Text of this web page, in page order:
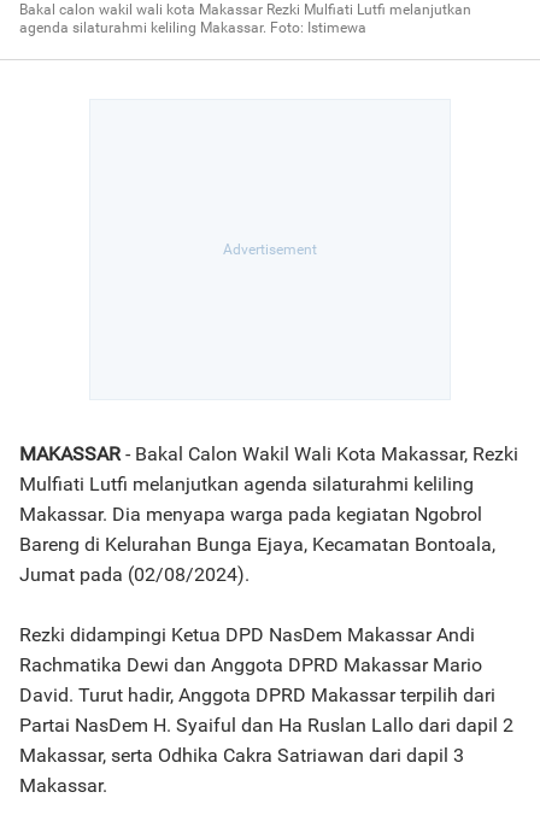
Bakal calon wakil wali kota Makassar Rezki Mulfiati Lutfi melanjutkan
agenda silaturahmi keliling Makassar. Foto: Istimewa
MAKASSAR- Bakal Calon Wakil Wali Kota Makassar, Rezki
Mulfiati Lutfi melanjutkan agenda silaturahmi keliling
Makassar. Dia menyapa warga pada kegiatan Ngobrol
Bareng di Kelurahan Bunga Ejaya, Kecamatan Bontoala,
Jumat pada (02/08/2024).
Rezki didampingi Ketua DPD NasDem Makassar Andi
Rachmatika Dewi dan Anggota DPRD Makassar Mario
David. Turut hadir, Anggota DPRD Makassar terpilih dari
Partai NasDem H. Syaiful dan Ha Ruslan Lallo dari dapil 2
Makassar, serta Odhika Cakra Satriawan dari dapil 3
Makassar.